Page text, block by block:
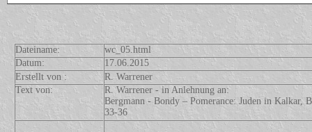
Dateiname:
wc_05.html
Datum:
17.06.2015
Erstellt von :
R. Warrener
Text von:
R. Warrener - in Anlehnung an:
Bergmann - Bondy – Pomerance: Juden in Kalkar,
33-36